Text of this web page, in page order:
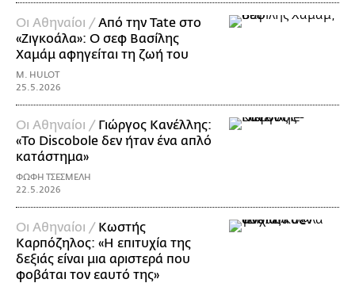
Οι Αθηναίοι /Από την Tate στο
«Ζιγκοάλα»: Ο σεφ Βασίλης
Χαμάμ αφηγείται τη ζωή του
M. HULOT
25.5.2026
Οι Αθηναίοι / Γιώργος Κανέλλης:
«Το Discobole δεν ήταν ένα απλό
κατάστημα»
ΦΩΦΗ ΤΣΕΣΜΕΛΗ
22.5.2026
Οι Αθηναίοι / Κωστής
Καρπόζηλος: «H επιτυχία της
δεξιάς είναι μια αριστερά που
φοβάται τον εαυτό της»